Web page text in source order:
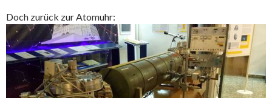
Doch zurück zur Atomuhr: